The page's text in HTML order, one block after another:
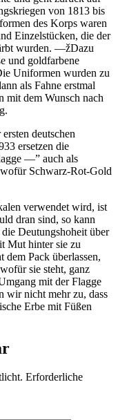
von 1813 bis
des Korps waren
Einzelstücken, die der
wurden. —žDazu
und goldfarbene
Uniformen wurden zu
als Fahne erstmal
mit dem Wunsch nach
deutschen
ersetzen die
—” auch als
Schwarz-Rot-Gold
verwendet wird, ist
dran sind, so kann
Deutungshoheit über
Mut hinter sie zu
Pack überlassen,
sie steht, ganz
mit der Flagge
wir nicht mehr zu, dass
Erbe mit Füßen
Erforderliche